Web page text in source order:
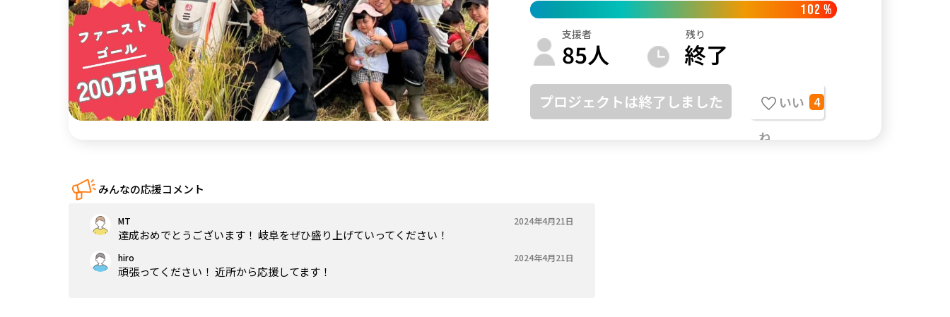
102 %
支援者
85人
残り
終了
プロジェクトは終了しました
いい
ね
4
みんなの応援コメント
MT 2024年4月21日
達成おめでとうございます！ 岐阜をぜひ盛り上げていってください！
hiro 2024年4月21日
頑張ってください！ 近所から応援してます！